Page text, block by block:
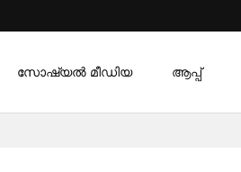
സോഷ്യൽ മീഡിയ ആപ്പ്